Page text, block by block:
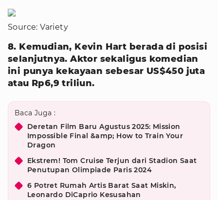
Source: Variety
8. Kemudian, Kevin Hart berada di posisi
selanjutnya. Aktor sekaligus komedian
ini punya kekayaan sebesar US$450 juta
atau Rp6,9 triliun.
Baca Juga :
Deretan Film Baru Agustus 2025: Mission
Impossible Final &amp; How to Train Your
Dragon
Ekstrem! Tom Cruise Terjun dari Stadion Saat
Penutupan Olimpiade Paris 2024
6 Potret Rumah Artis Barat Saat Miskin,
Leonardo DiCaprio Kesusahan